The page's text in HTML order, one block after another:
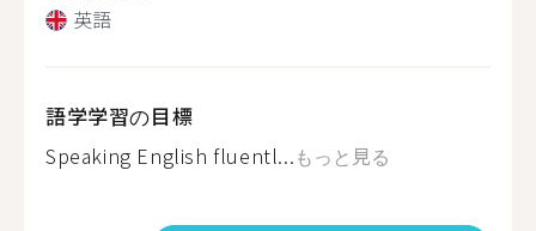
英語
語学学習の目標
Speaking English fluentl...もっと見る